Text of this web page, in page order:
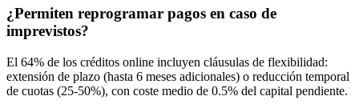
¿Permiten reprogramar pagos en caso de
imprevistos?
El 64% de los créditos online incluyen cláusulas de flexibilidad:
extensión de plazo (hasta 6 meses adicionales) o reducción temporal
de cuotas (25-50%), con coste medio de 0.5% del capital pendiente.